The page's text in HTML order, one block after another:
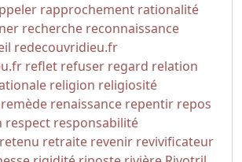
rapprochement rationalité
recherche reconnaissance
redecouvridieu.fr
reflet refuser regard relation
religion religiosité
remède renaissance repentir repos
respect responsabilité
retenu retraite revenir revivificateur